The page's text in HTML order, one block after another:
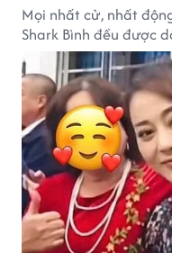
Mọi nhất cử, nhất
Shark Bình đều được